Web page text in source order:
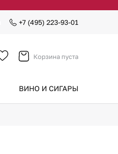
+7 (495) 223-93-01
Корзина пуста
ВИНО И СИГАРЫ